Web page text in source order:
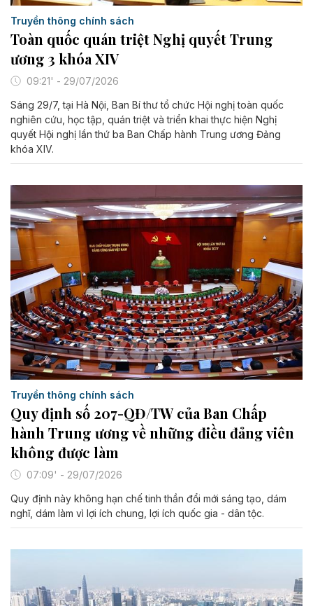
Truyền thông chính sách
Toàn quốc quán triệt Nghị quyết Trung
ương 3 khóa XIV
09:21' - 29/07/2026
Sáng 29/7, tại Hà Nội, Ban Bí thư tổ chức Hội nghị toàn quốc
nghiên cứu, học tập, quán triệt và triển khai thực hiện Nghị
quyết Hội nghị lần thứ ba Ban Chấp hành Trung ương Đảng
khóa XIV.
Truyền thông chính sách
Quy định số 207-QĐ/TW của Ban Chấp
hành Trung ương về những điều đảng viên
không được làm
07:09' - 29/07/2026
Quy định này không hạn chế tinh thần đổi mới sáng tạo, dám
nghĩ, dám làm vì lợi ích chung, lợi ích quốc gia - dân tộc.